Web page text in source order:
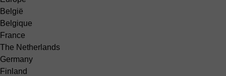
België
Belgique
France
The Netherlands
Germany
Finland